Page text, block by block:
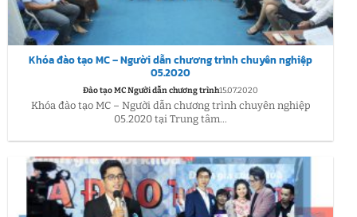
Khóa đào tạo MC – Người dẫn chương trình chuyên nghiệp
05.2020
Đào tạo MC Người dẫn chương trình15.07.2020
Khóa đào tạo MC – Người dẫn chương trình chuyên nghiệp
05.2020 tại Trung tâm...